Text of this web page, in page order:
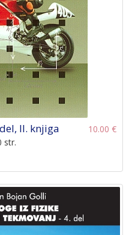
II. knjiga
10.00 €
str.